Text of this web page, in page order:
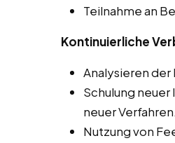
Teilnahme an
Kontinuierliche
Analysieren der
Schulung
neuer Verfahren.
Nutzung von